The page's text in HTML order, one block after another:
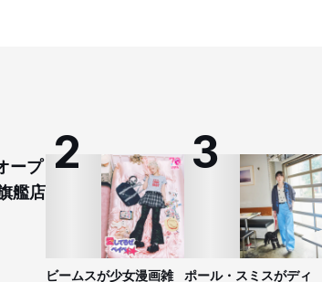
ープ
艦店
ビームスが少女漫画雑 ポール・スミスがディ